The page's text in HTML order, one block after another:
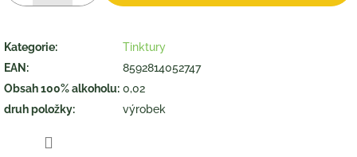
Kategorie:
Tinktury
EAN :
8592814052747
Obsah 100% alkoholu: 0,02
druh položky: výrobek